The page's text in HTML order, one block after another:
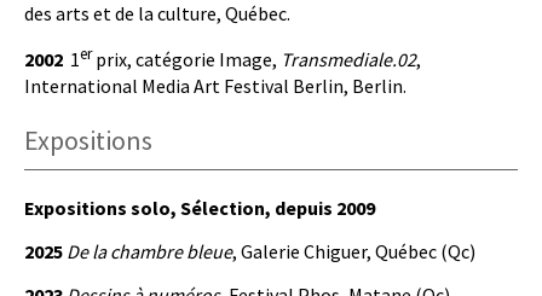
des arts et de la culture, Québec.
2002 1erprix, catégorie Image, Transmediale.02,
International Media Art Festival Berlin, Berlin.
Expositions
Expositions solo, Sélection, depuis 2009
2025 De la chambre bleue, Galerie Chiguer, Québec (Qc)